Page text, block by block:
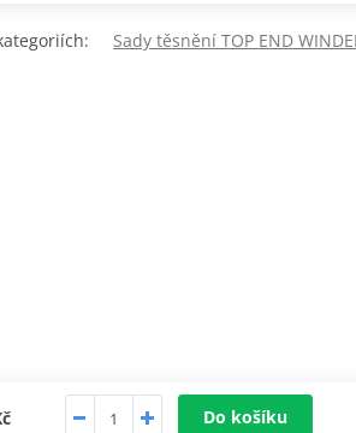
Sady těsnění TOP END
Do košíku